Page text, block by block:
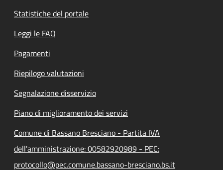
Statistiche del portale
Leggi le FAQ
Pagamenti
Riepilogo valutazioni
Segnalazione disservizio
Piano di miglioramento dei servizi
Comune di Bassano Bresciano - Partita IVA
dell'amministrazione: 00582920989 - PEC:
protocollo@pec.comune.bassano-bresciano.bs.it